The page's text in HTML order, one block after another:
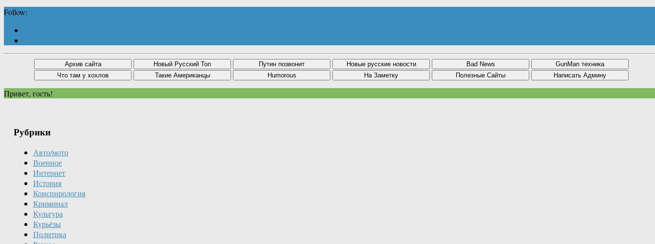
Follow:
Привет, гость!
Рубрики
Авто/мото
Военное
Интернет
История
Конспирология
Криминал
Культура
Курьёзы
Политика